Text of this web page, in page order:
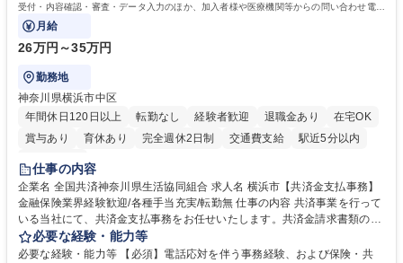
受付・内容確認・審査・データ入力のほか、加入者様や医療機関等からの問い合わせ電話
対応や書類発送等を担当します。
月給
26万円～35万円
勤務地
神奈川県横浜市中区
年間休日120日以上
転勤なし 経験者歓迎 退職金あり
在宅OK
賞与あり
育休あり 完全週休2日制 交通費支給
駅近5分以内
土日祝休み
仕事の内容
企業名 全国共済神奈川県生活協同組合 求人名 横浜市【共済金支払事務】
金融保険業界経験歓迎/各種手当充実/転勤無 仕事の内容 共済事業を行って
いる当社にて、共済金支払事務をお任せいたします。共済金請求書類の受
付・内容確認・審査・データ入力のほか、加入者様や医療機関等からの問
い合わせ電話対応や書類発送等を担当します。 ■共済金請求書類の受付、
必要な経験・能力等
必要な経験・能力等 【必須】電話応対を伴う事務経験、および保険・共